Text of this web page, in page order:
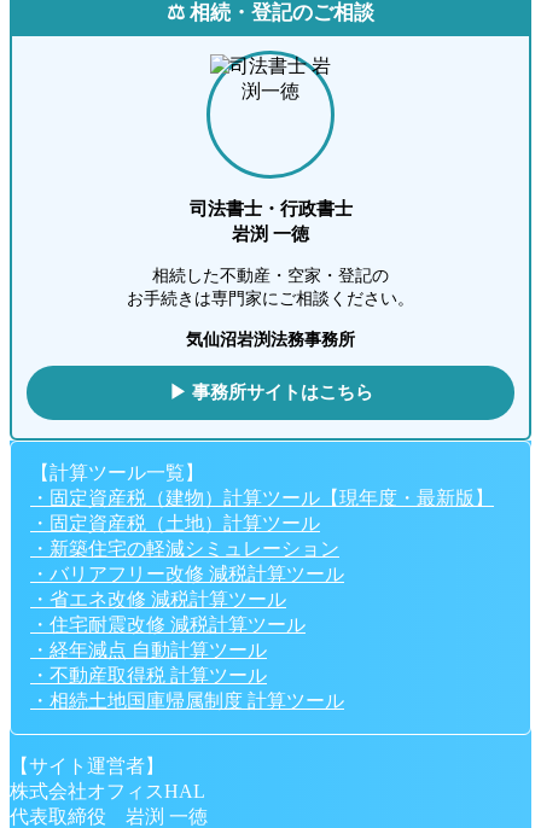
⚖️ 相続・登記のご相談
司法書士・行政書士
岩渕 一徳
相続した不動産・空家・登記の
お手続きは専門家にご相談ください。
気仙沼岩渕法務事務所
▶ 事務所サイトはこちら
【計算ツール一覧】
・固定資産税（建物）計算ツール【現年度・最新版】
・固定資産税（土地）計算ツール
・新築住宅の軽減シミュレーション
・バリアフリー改修 減税計算ツール
・省エネ改修 減税計算ツール
・住宅耐震改修 減税計算ツール
・経年減点 自動計算ツール
・不動産取得税 計算ツール
・相続土地国庫帰属制度 計算ツール
【サイト運営者】
株式会社オフィスHAL
代表取締役 岩渕 一徳